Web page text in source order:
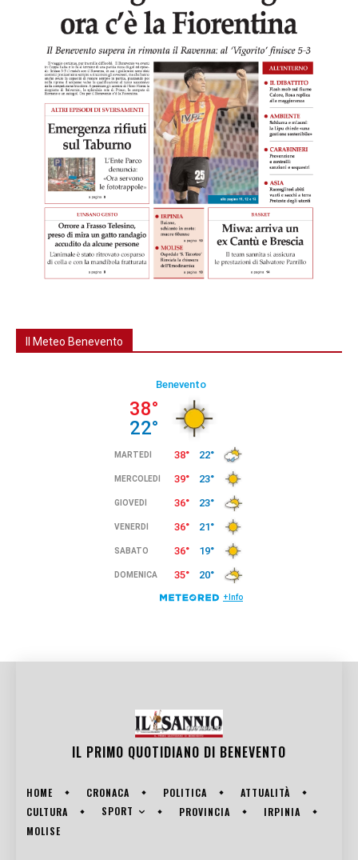
Il Meteo Benevento
IL PRIMO QUOTIDIANO DI BENEVENTO
HOME CRONACA POLITICA
ATTUALITÀ
CULTURA
SPORT PROVINCIA
IRPINIA
MOLISE